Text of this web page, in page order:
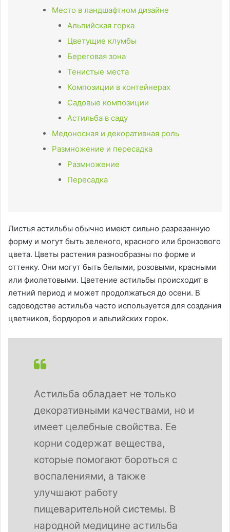
Место в ландшафтном дизайне
Альпийская горка
Цветущие клумбы
Береговая зона
Тенистые места
Композиции в контейнерах
Садовые композиции
Астильба в саду
Медоносная и декоративная роль
Размножение и пересадка
Размножение
Пересадка
Листья астильбы обычно имеют сильно разрезанную
форму и могут быть зеленого, красного или бронзового
цвета. Цветы растения разнообразны по форме и
оттенку. Они могут быть белыми, розовыми, красными
или фиолетовыми. Цветение астильбы происходит в
летний период и может продолжаться до осени. В
садоводстве астильба часто используется для создания
цветников, бордюров и альпийских горок.
Астильба обладает не только
декоративными качествами, но и
имеет целебные свойства. Ее
корни содержат вещества,
которые помогают бороться с
воспалениями, а также
улучшают работу
пищеварительной системы. В
народной медицине астильба